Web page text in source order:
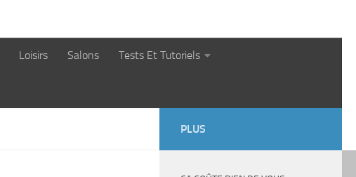
Loisirs Salons Tests Et Tutoriels
PLUS